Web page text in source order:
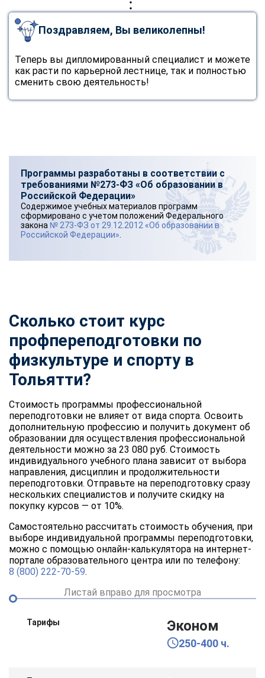
Поздравляем, Вы великолепны!
Теперь вы дипломированный специалист и можете
как расти по карьерной лестнице, так и полностью
сменить свою деятельность!
Программы разработаны в соответствии с
требованиями №273-ФЗ «Об образовании в
Российской Федерации»
Содержимое учебных материалов программ
сформировано с учетом положений Федерального
закона № 273-ФЗ от 29.12.2012 «Об образовании в
Российской Федерации»
Сколько стоит курс
профпереподготовки по
физкультуре и спортув
Тольятти?
Стоимость программы профессиональной
переподготовки не влияет от вида спорта. Освоить
дополнительную профессию и получить документ об
образовании для осуществления профессиональной
деятельности можно за 23 080 руб. Стоимость
индивидуального учебного плана зависит от выбора
направления, дисциплин и продолжительности
переподготовки. Отправьте на переподготовку сразу
нескольких специалистов и получите скидку на
покупку курсов — от 10%.
Самостоятельно рассчитать стоимость обучения, при
выборе индивидуальной программы переподготовки,
можно с помощью онлайн-калькулятора на интернет-
портале образовательного центра или по телефону:
8 (800) 222-70-59.
Листай вправо для просмотра
Тарифы Эконом
250-400 ч.